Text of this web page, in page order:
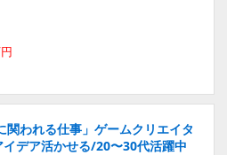
関われる仕事」ゲームクリエイタ
デア活かせる/20〜30代活躍中